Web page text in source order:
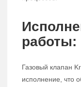
работы:
Газовый клапан
исполнение, что